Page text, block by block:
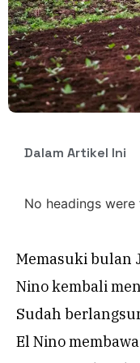
Dalam Artikel Ini
No headings
Memasuki bulan
Nino kembali
Sudah
El Nino